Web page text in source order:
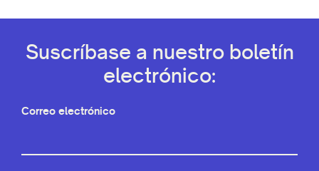
Suscríbase a nuestro boletín
electrónico:
Correo electrónico